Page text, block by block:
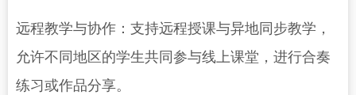
远程教学与协作：支持远程授课与异地同步教学，
允许不同地区的学生共同参与线上课堂，进行合奏
练习或作品分享。